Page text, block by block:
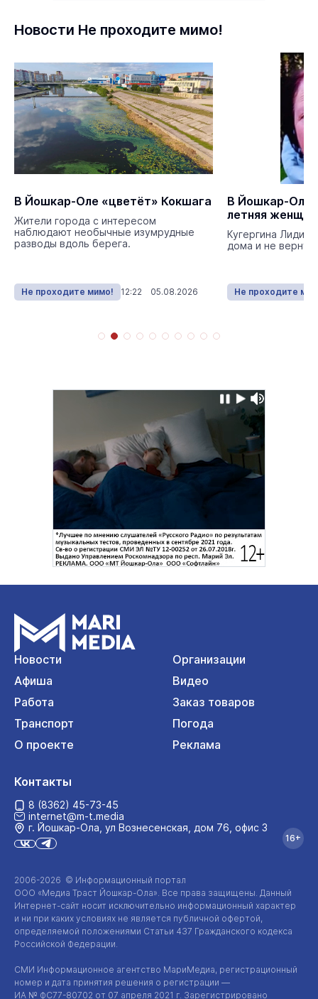
Новости Не проходите мимо!
В Йошкар-Оле «цветёт» Кокшага
Жители города с интересом
наблюдают необычные изумрудные
разводы вдоль берега.
Не проходите мимо! 12:22 05.08.2026
В Йошкар-Оле
летняя
Кугергина Лидия
дома и не
Не проходите
Новости
Организации
Афиша
Видео
Работа
Заказ товаров
Транспорт
Погода
О проекте
Реклама
2006-2026 © Информационный портал
ООО «Медиа Траст Йошкар-Ола». Все права защищены. Данный
Интернет-сайт носит исключительно информационный характер
и ни при каких условиях не является публичной офертой,
определяемой положениями Статьи 437 Гражданского кодекса
Российской Федерации.
СМИ Информационное агентство МариМедиа, регистрационный
номер и дата принятия решения о регистрации —
ИА № ФС77-80702 от 07 апреля 2021 г. Зарегистрировано
Контакты
8 (8362) 45-73-45
internet@m-t.media
г. Йошкар‑Ола, ул Вознесенская, дом 76, офис 3
16+